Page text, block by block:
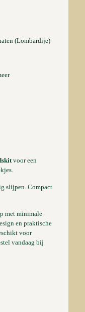
(Lombardije)
voor een
slijpen. Compact
met minimale
en praktische
voor
vandaag bij